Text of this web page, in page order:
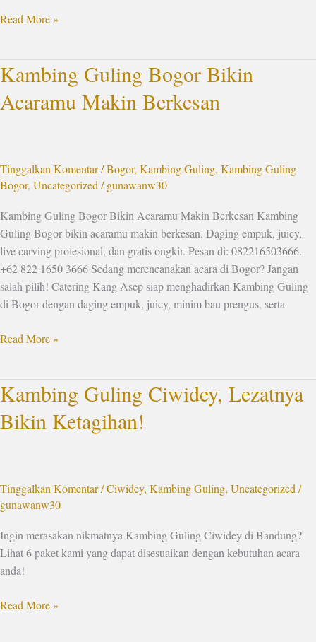
Read More »
Kambing Guling Bogor Bikin
Acaramu Makin Berkesan
Tinggalkan Komentar/Bogor, Kambing Guling, Kambing Guling
Bogor, Uncategorized /gunawanw30
Kambing Guling Bogor Bikin Acaramu Makin Berkesan Kambing
Guling Bogor bikin acaramu makin berkesan. Daging empuk, juicy,
live carving profesional, dan gratis ongkir. Pesan di: 082216503666.
+62 822 1650 3666 Sedang merencanakan acara di Bogor? Jangan
salah pilih! Catering Kang Asep siap menghadirkan Kambing Guling
di Bogor dengan daging empuk, juicy, minim bau prengus, serta
Kambing
Guling
Bogor
Berkesan
Read More »
Kambing Guling Ciwidey, Lezatnya
Bikin Ketagihan!
Tinggalkan Komentar/Ciwidey, Kambing Guling, Uncategorized /
gunawanw30
Ingin merasakan nikmatnya Kambing Guling Ciwidey di Bandung?
Lihat 6 paket kami yang dapat disesuaikan dengan kebutuhan acara
anda!
Kambing
Guling
Ciwidey,
Read More »